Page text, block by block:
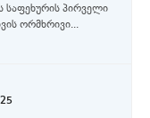
საფეხურის პირველი
ორმხრივი...